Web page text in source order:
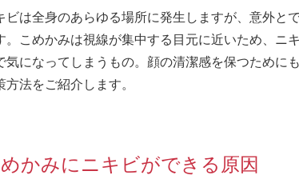
ビは全身のあらゆる場所に発生しますが、意外と
。こめかみは視線が集中する目元に近いため、ニ
気になってしまうもの。顔の清潔感を保つために
方法をご紹介します。
かみにニキビができる原因